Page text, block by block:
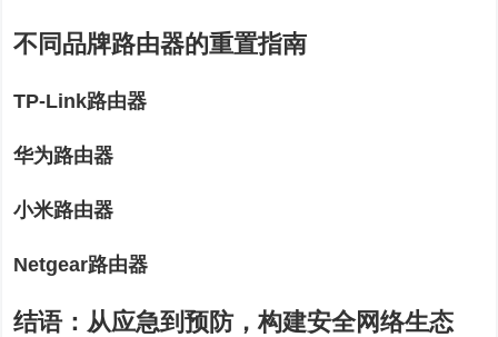
不同品牌路由器的重置指南
TP-Link路由器
华为路由器
小米路由器
Netgear路由器
结语：从应急到预防，构建安全网络生态